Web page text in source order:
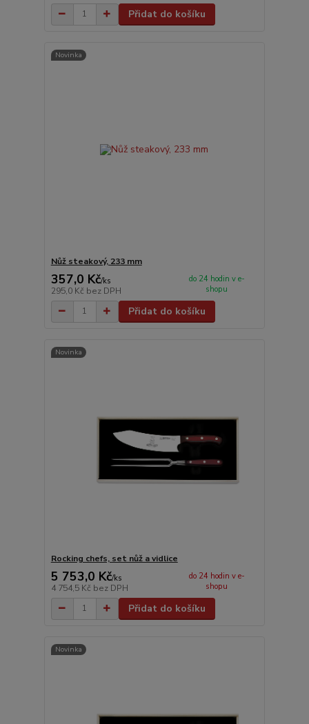
Přidat do košíku
Novinka
Nůž steakový, 233 mm
357,0 Kč/ks
295,0 Kč bez DPH
do 24 hodin v e-
shopu
Přidat do košíku
Novinka
Rocking chefs, set nůž a vidlice
5 753,0 Kč/ks
4 754,5 Kč bez DPH
do 24 hodin v e-
shopu
Přidat do košíku
Novinka